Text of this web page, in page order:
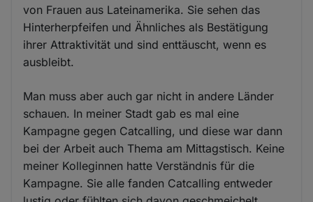
von Frauen aus Lateinamerika. Sie sehen das
Hinterherpfeifen und Ähnliches als Bestätigung
ihrer Attraktivität und sind enttäuscht, wenn es
ausbleibt.
Man muss aber auch gar nicht in andere Länder
schauen. In meiner Stadt gab es mal eine
Kampagne gegen Catcalling, und diese war dann
bei der Arbeit auch Thema am Mittagstisch. Keine
meiner Kolleginnen hatte Verständnis für die
Kampagne. Sie alle fanden Catcalling entweder